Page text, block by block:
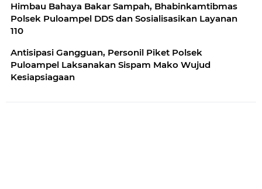
Himbau Bahaya Bakar Sampah, Bhabinkamtibmas
Polsek Puloampel DDS dan Sosialisasikan Layanan
110
Antisipasi Gangguan, Personil Piket Polsek
Puloampel Laksanakan Sispam Mako Wujud
Kesiapsiagaan